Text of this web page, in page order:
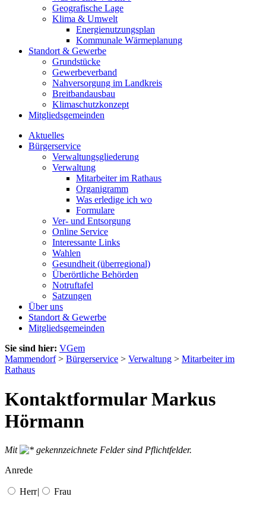
Geografische Lage
Klima & Umwelt
Energienutzungsplan
Kommunale Wärmeplanung
Standort & Gewerbe
Grundstücke
Gewerbeverband
Nahversorgung im Landkreis
Breitbandausbau
Klimaschutzkonzept
Mitgliedsgemeinden
Aktuelles
Bürgerservice
Verwaltungsgliederung
Verwaltung
Mitarbeiter im Rathaus
Organigramm
Was erledige ich wo
Formulare
Ver- und Entsorgung
Online Service
Interessante Links
Wahlen
Gesundheit (überregional)
Überörtliche Behörden
Notruftafel
Satzungen
Über uns
Standort & Gewerbe
Mitgliedsgemeinden
Sie sind hier: VGem
Mammendorf> Bürgerservice > Verwaltung > Mitarbeiter im
Rathaus
Kontaktformular Markus
Hörmann
Mit
gekennzeichnete Felder sind Pflichtfelder.
Anrede
Herr| Frau